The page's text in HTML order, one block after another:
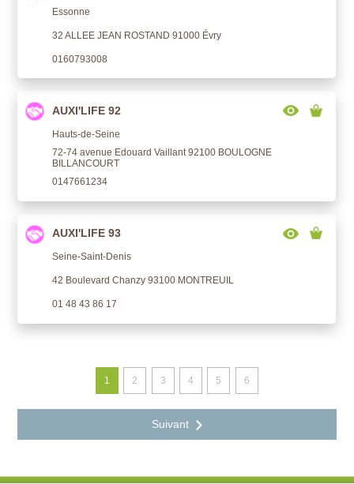
Essonne
32 ALLEE JEAN ROSTAND 91000 Évry
0160793008
AUXI'LIFE 92
Hauts-de-Seine
72-74 avenue Edouard Vaillant 92100 BOULOGNE
BILLANCOURT
0147661234
AUXI'LIFE 93
Seine-Saint-Denis
42 Boulevard Chanzy 93100 MONTREUIL
01 48 43 86 17
1 2 3 4 5 6